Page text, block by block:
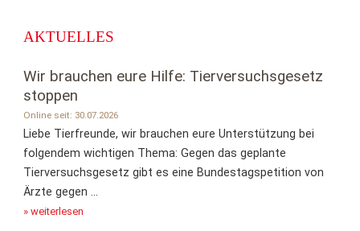
AKTUELLES
Wir brauchen eure Hilfe: Tierversuchsgesetz
stoppen
Online seit: 30.07.2026
Liebe Tierfreunde, wir brauchen eure Unterstützung bei
folgendem wichtigen Thema: Gegen das geplante
Tierversuchsgesetz gibt es eine Bundestagspetition von
Ärzte gegen ...
» weiterlesen